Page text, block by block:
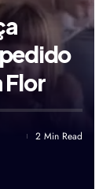
Flor
2 Min Read